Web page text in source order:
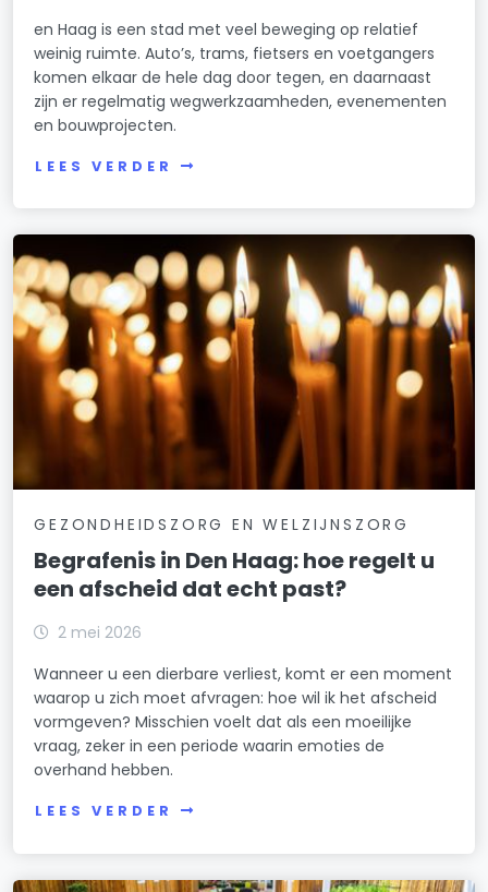
en Haag is een stad met veel beweging op relatief
weinig ruimte. Auto’s, trams, fietsers en voetgangers
komen elkaar de hele dag door tegen, en daarnaast
zijn er regelmatig wegwerkzaamheden, evenementen
en bouwprojecten.
LEES VERDER
GEZONDHEIDSZORG EN WELZIJNSZORG
Begrafenis in Den Haag: hoe regelt u
een afscheid dat echt past?
2 mei 2026
Wanneer u een dierbare verliest, komt er een moment
waarop u zich moet afvragen: hoe wil ik het afscheid
vormgeven? Misschien voelt dat als een moeilijke
vraag, zeker in een periode waarin emoties de
overhand hebben.
LEES VERDER